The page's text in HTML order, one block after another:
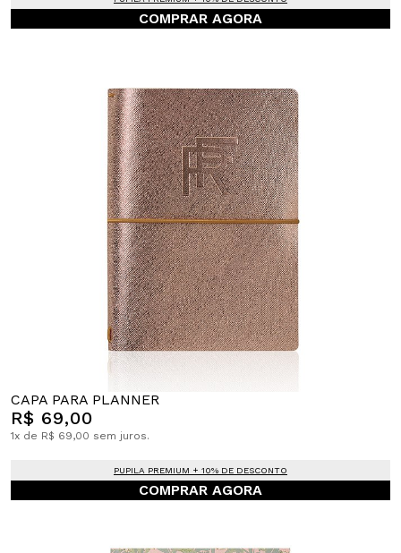
COMPRAR AGORA
CAPA PARA PLANNER
R$ 69,00
1x de R$ 69,00 sem juros.
PUPILA PREMIUM + 10% DE DESCONTO
COMPRAR AGORA